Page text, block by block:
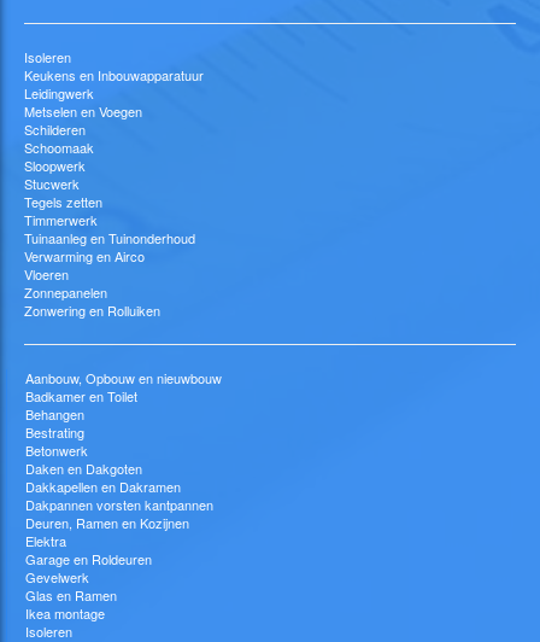
Isoleren
Keukens en Inbouwapparatuur
Leidingwerk
Metselen en Voegen
Schilderen
Schoomaak
Sloopwerk
Stucwerk
Tegels zetten
Timmerwerk
Tuinaanleg en Tuinonderhoud
Verwarming en Airco
Vloeren
Zonnepanelen
Zonwering en Rolluiken
Aanbouw, Opbouw en nieuwbouw
Badkamer en Toilet
Behangen
Bestrating
Betonwerk
Daken en Dakgoten
Dakkapellen en Dakramen
Dakpannen vorsten kantpannen
Deuren, Ramen en Kozijnen
Elektra
Garage en Roldeuren
Gevelwerk
Glas en Ramen
Ikea montage
Isoleren